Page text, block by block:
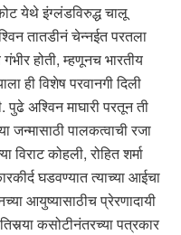
येथे इंग्लंडविरुद्ध चालू
तातडीनं चेन्नईत परतला
होती, म्हणूनच भारतीय
ही विशेष परवानगी दिली
पुढे अश्विन माघारी परतून ती
जन्मासाठी पालकत्वाची रजा
कोहली, रोहित शर्मा
घडवण्यात त्याच्या आईचा
आयुष्यासाठीच प्रेरणादायी
कसोटीनंतरच्या पत्रकार